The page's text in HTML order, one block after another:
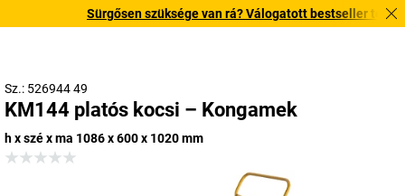
Sürgősen szüksége van rá? Válogatott bestseller
Sz.: 526944 49
KM144 platós kocsi – Kongamek
h x szé x ma 1086 x 600 x 1020 mm